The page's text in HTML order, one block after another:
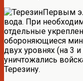
Первым
вода. При
отдельные
обороняющиеся
двух уровнях (на 3
уничтожались
Терезину.